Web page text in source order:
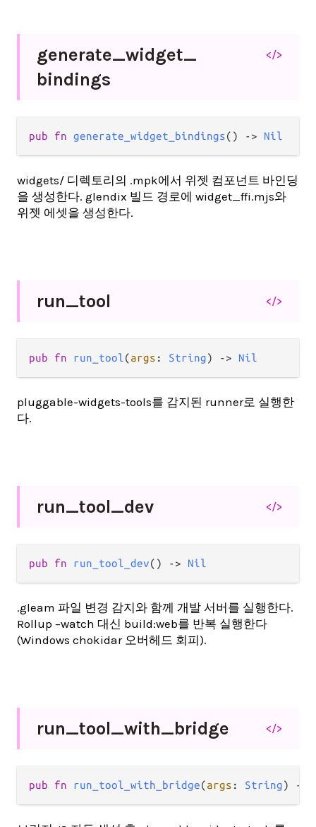
generate_widget_
bindings
</>
pub fn generate_widget_bindings() -> Nil
widgets/ 디렉토리의 .mpk에서 위젯 컴포넌트 바인딩
을 생성한다. glendix 빌드 경로에 widget_ffi.mjs와
위젯 에셋을 생성한다.
run_tool </>
pub fn run_tool(args : String) -> Nil
pluggable-widgets-tools를 감지된 runner로 실행한
다.
run_tool_dev </>
pub fn run_tool_dev() -> Nil
.gleam 파일 변경 감지와 함께 개발 서버를 실행한다.
Rollup –watch 대신 build:web를 반복 실행한다
(Windows chokidar 오버헤드 회피).
run_tool_with_bridge </>
pub fn run_tool_with_bridge(args : String) ->